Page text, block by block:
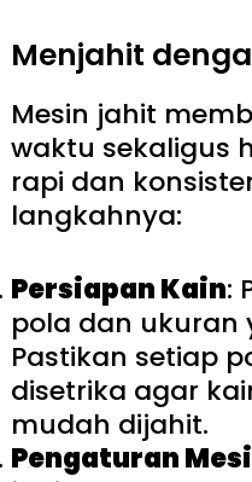
Menjahit
Mesin jahit
waktu sekaligus
rapi dan
langkahnya:
Persiapan Kain:
pola dan ukuran
Pastikan setiap
disetrika agar
mudah dijahit.
Pengaturan